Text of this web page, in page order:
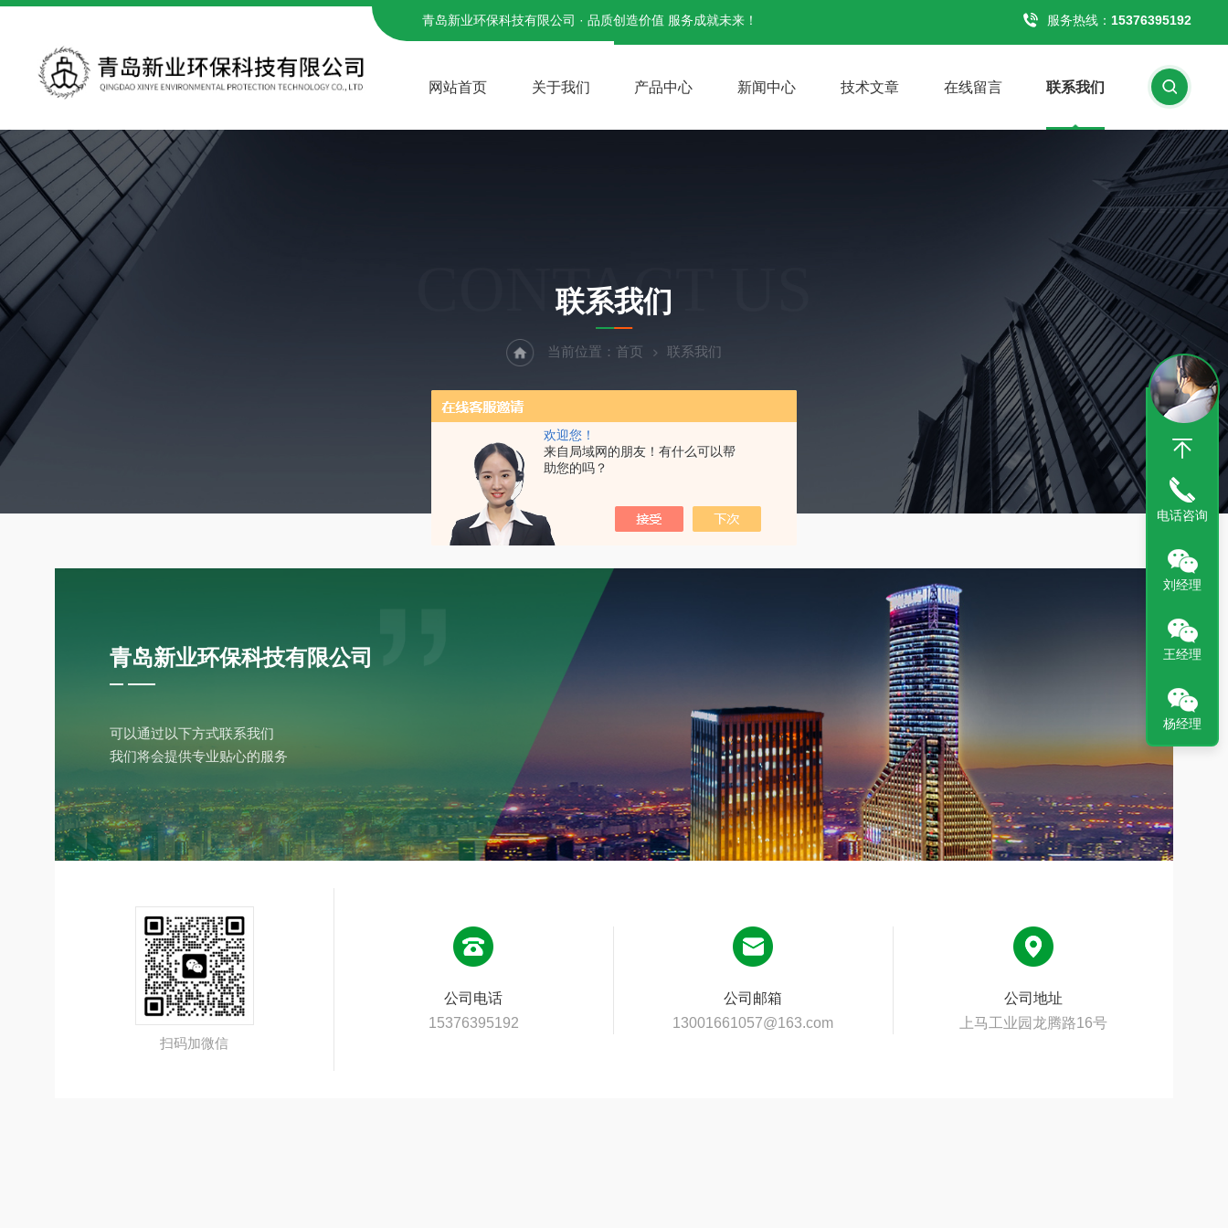
欢迎您！
来自局域网的朋友！有什么可以帮
助您的吗？
青岛新业环保科技有限公司 · 品质创造价值 服务成就未来！ 服务热线： 15376395192
网站首页 关于我们 产品中心 新闻中心 技术文章 在线留言 联系我们
CONTACT US
联系我们
当前位置： 首页 联系我们
青岛新业环保科技有限公司
可以通过以下方式联系我们
我们将会提供专业贴心的服务
扫码加微信
公司电话
15376395192
公司邮箱
13001661057@163.com
公司地址
上马工业园龙腾路16号
电话咨询
刘经理
王经理
杨经理